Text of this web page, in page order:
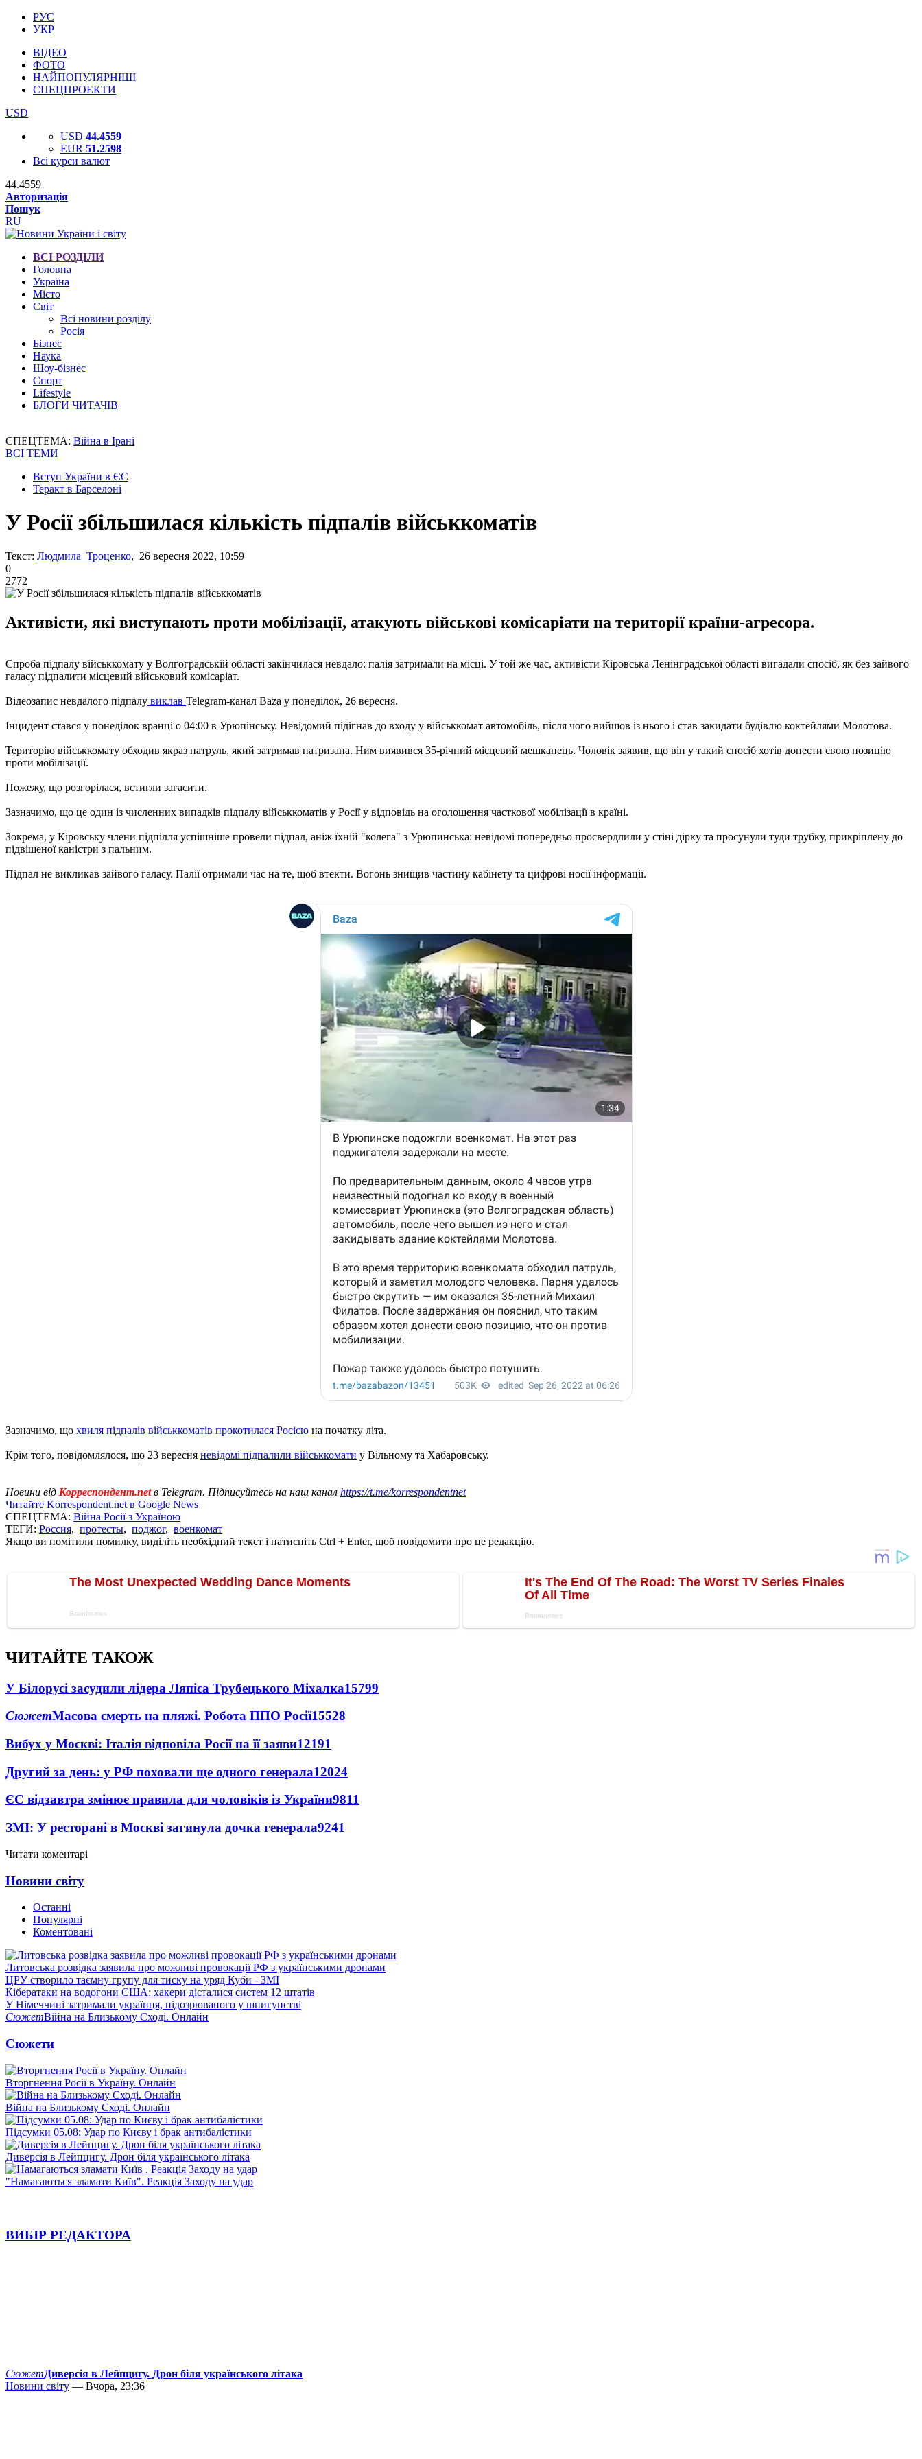
РУС
УКР
ВІДЕО
ФОТО
НАЙПОПУЛЯРНІШІ
СПЕЦПРОЕКТИ
USD
USD 44.4559
EUR 51.2598
Всі курси валют
44.4559
Авторизація
Пошук
RU
ВСІ РОЗДІЛИ
Головна
Україна
Місто
Світ
Всі новини розділу
Росія
Бізнес
Наука
Шоу-бізнес
Спорт
Lifestyle
БЛОГИ ЧИТАЧІВ
СПЕЦТЕМА: Війна в Ірані
ВСІ ТЕМИ
Вступ України в ЄС
Теракт в Барселоні
У Росії збільшилася кількість підпалів військкоматів
Текст: Людмила Троценко, 26 вересня 2022, 10:59
0
2772
Активісти, які виступають проти мобілізації, атакують військові комісаріати на території країни-агресора.
Спроба підпалу військкомату у Волгоградській області закінчилася невдало: палія затримали на місці. У той же час, активісти Кіровська Ленінградської області вигадали спосіб, як без зайвого
галасу підпалити місцевий військовий комісаріат.
Відеозапис невдалого підпалу виклав Telegram-канал Baza у понеділок, 26 вересня.
Інцидент стався у понеділок вранці о 04:00 в Урюпінську. Невідомий підігнав до входу у військкомат автомобіль, після чого вийшов із нього і став закидати будівлю коктейлями Молотова.
Територію військкомату обходив якраз патруль, який затримав патризана. Ним виявився 35-річний місцевий мешканець. Чоловік заявив, що він у такий спосіб хотів донести свою позицію
проти мобілізації.
Пожежу, що розгорілася, встигли загасити.
Зазначимо, що це один із численних випадків підпалу військкоматів у Росії у відповідь на оголошення часткової мобілізації в країні.
Зокрема, у Кіровську члени підпілля успішніше провели підпал, аніж їхній "колега" з Урюпинська: невідомі попередньо просвердлили у стіні дірку та просунули туди трубку, прикріплену до
підвішеної каністри з пальним.
Підпал не викликав зайвого галасу. Палії ​​отримали час на те, щоб втекти. Вогонь знищив частину кабінету та цифрові носії інформації.
Зазначимо, що хвиля підпалів військкоматів прокотилася Росією на початку літа.
Крім того, повідомлялося, що 23 вересня невідомі підпалили військкомати у Вільному та Хабаровську.
Новини від Корреспондент.netв Telegram. Підписуйтесь на наш канал https://t.me/korrespondentnet
Читайте Korrespondent.net в Google News
СПЕЦТЕМА: Війна Росії з Україною
ТЕГИ: Россия, протесты, поджог, военкомат
Якщо ви помітили помилку, виділіть необхідний текст і натисніть Ctrl + Enter, щоб повідомити про це редакцію.
ЧИТАЙТЕ ТАКОЖ
У Білорусі засудили лідера Ляпіса Трубецького Міхалка15799
СюжетМасова смерть на пляжі. Робота ППО Росії15528
Вибух у Москві: Італія відповіла Росії на її заяви12191
Другий за день: у РФ поховали ще одного генерала12024
ЄС відзавтра змінює правила для чоловіків із України9811
ЗМІ: У ресторані в Москві загинула дочка генерала9241
Читати коментарі
Новини світу
Останні
Популярні
Коментовані
Литовська розвідка заявила про можливі провокації РФ з українськими дронами
ЦРУ створило таємну групу для тиску на уряд Куби - ЗМІ
Кібератаки на водогони США: хакери дісталися систем 12 штатів
У Німеччині затримали українця, підозрюваного у шпигунстві
СюжетВійна на Близькому Сході. Онлайн
Сюжети
Вторгнення Росії в Україну. Онлайн
Війна на Близькому Сході. Онлайн
Підсумки 05.08: Удар по Києву і брак антибалістики
Диверсія в Лейпцигу. Дрон біля українського літака
"Намагаються зламати Київ". Реакція Заходу на удар
ВИБІР РЕДАКТОРА
СюжетДиверсія в Лейпцигу. Дрон біля українського літака
Новини світу — Вчора, 23:36